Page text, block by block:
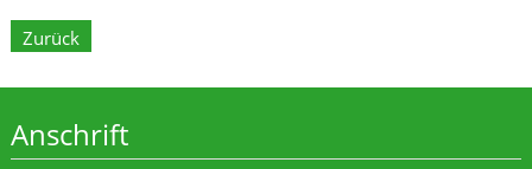
Zurück
Anschrift